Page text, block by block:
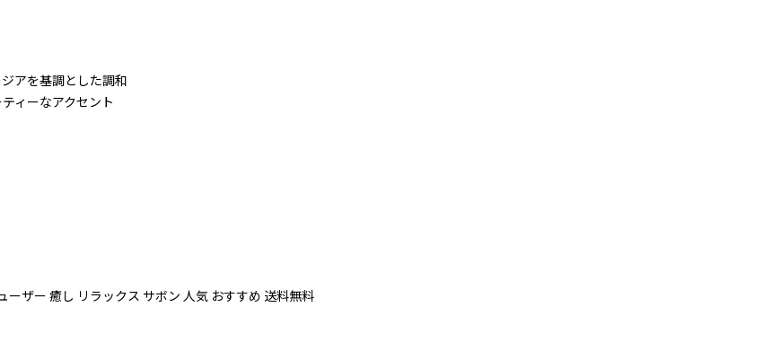
アを基調とした調和
ィーなアクセント
ザー 癒し リラックス サボン 人気 おすすめ 送料無料